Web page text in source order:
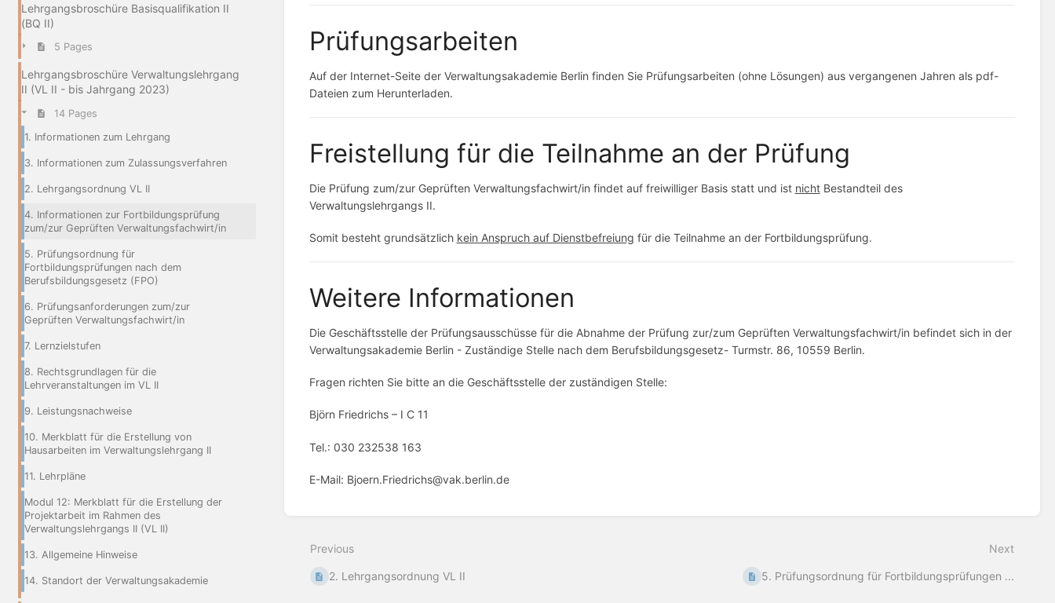
Lehrgangsbroschüre Basisqualifikation II
(BQ II)
5 Pages
Lehrgangsbroschüre Verwaltungslehrgang
II (VL II - bis Jahrgang 2023)
14 Pages
1. Informationen zum Lehrgang
3. Informationen zum Zulassungsverfahren
2. Lehrgangsordnung VL II
4. Informationen zur Fortbildungsprüfung
zum/zur Geprüften Verwaltungsfachwirt/in
5. Prüfungsordnung für
Fortbildungsprüfungen nach dem
Berufsbildungsgesetz (FPO)
6. Prüfungsanforderungen zum/zur
Geprüften Verwaltungsfachwirt/in
7. Lernzielstufen
8. Rechtsgrundlagen für die
Lehrveranstaltungen im VL II
9. Leistungsnachweise
10. Merkblatt für die Erstellung von
Hausarbeiten im Verwaltungslehrgang II
11. Lehrpläne
Modul 12: Merkblatt für die Erstellung der
Projektarbeit im Rahmen des
Verwaltungslehrgangs II (VL II)
13. Allgemeine Hinweise
14. Standort der Verwaltungsakademie
Prüfungsarbeiten
Auf der Internet-Seite der Verwaltungsakademie Berlin finden Sie Prüfungsarbeiten (ohne Lösungen) aus vergangenen Jahren als pdf-
Dateien zum Herunterladen.
Freistellung für die Teilnahme an der Prüfung
Die Prüfung zum/zur Geprüften Verwaltungsfachwirt/in findet auf freiwilliger Basis statt und ist nichtBestandteil des
Verwaltungslehrgangs II.
Somit besteht grundsätzlich kein Anspruch auf Dienstbefreiung für die Teilnahme an der Fortbildungsprüfung.
Weitere Informationen
Die Geschäftsstelle der Prüfungsausschüsse für die Abnahme der Prüfung zur/zum Geprüften Verwaltungsfachwirt/in befindet sich in der
Verwaltungsakademie Berlin - Zuständige Stelle nach dem Berufsbildungsgesetz- Turmstr. 86, 10559 Berlin.
Fragen richten Sie bitte an die Geschäftsstelle der zuständigen Stelle:
Björn Friedrichs – I C 11
Tel.: 030 232538 163
E-Mail: Bjoern.Friedrichs@vak.berlin.de
mode
Previous
2. Lehrgangsordnung VL II
Next
5. Prüfungsordnung für Fortbildungsprüfungen ...